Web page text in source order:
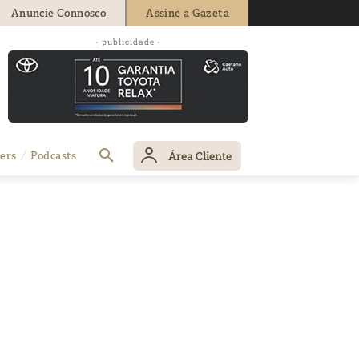
Anuncie Connosco Assine a Gazeta
- publicidade -
Podcasts Área Cliente